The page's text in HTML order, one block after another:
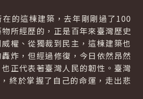
的這棟建築，去年剛剛過了100
所經歷的，正是百年來臺灣歷史
權、從獨裁到民主，這棟建築也
炸，但經過修復，今日依然昂然
正代表著臺灣人民的韌性。臺灣
終於掌握了自己的命運，走出悲